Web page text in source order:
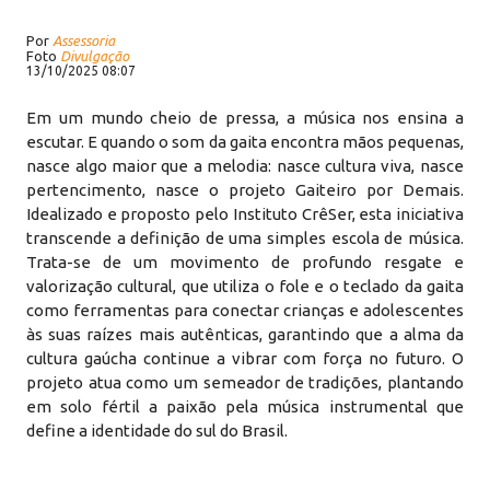
Por Assessoria
Foto Divulgação
13/10/2025 08:07
Em um mundo cheio de pressa, a música nos ensina a
escutar. E quando o som da gaita encontra mãos pequenas,
nasce algo maior que a melodia: nasce cultura viva, nasce
pertencimento, nasce o projeto Gaiteiro por Demais.
Idealizado e proposto pelo Instituto CrêSer, esta iniciativa
transcende a definição de uma simples escola de música.
Trata-se de um movimento de profundo resgate e
valorização cultural, que utiliza o fole e o teclado da gaita
como ferramentas para conectar crianças e adolescentes
às suas raízes mais autênticas, garantindo que a alma da
cultura gaúcha continue a vibrar com força no futuro. O
projeto atua como um semeador de tradições, plantando
em solo fértil a paixão pela música instrumental que
define a identidade do sul do Brasil.